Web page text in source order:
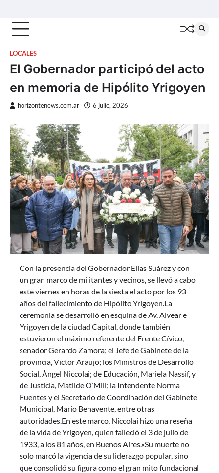
content
LOCALES
El Gobernador participó del acto
en memoria de Hipólito Yrigoyen
horizontenews.com.ar 6 julio, 2026
Con la presencia del Gobernador Elías Suárez y con
un gran marco de militantes y vecinos, se llevó a cabo
este viernes en horas de la siesta el acto por los 93
años del fallecimiento de Hipólito Yrigoyen.La
ceremonia se desarrolló en esquina de Av. Alvear e
Yrigoyen de la ciudad Capital, donde también
estuvieron el máximo referente del Frente Cívico,
senador Gerardo Zamora; el Jefe de Gabinete de la
provincia, Víctor Araujo; los Ministros de Desarrollo
Social, Ángel Niccolai; de Educación, Mariela Nassif, y
de Justicia, Matilde O’Mill; la Intendente Norma
Fuentes y el Secretario de Coordinación del Gabinete
Municipal, Mario Benavente, entre otras
autoridades.En este marco, Niccolai hizo una reseña
de la vida de Yrigoyen, quien falleció el 3 de julio de
1933, a los 81 años, en Buenos Aires.«Su muerte no
solo marcó la vigencia de su liderazgo popular, sino
que consolidó su figura como el gran mito fundacional